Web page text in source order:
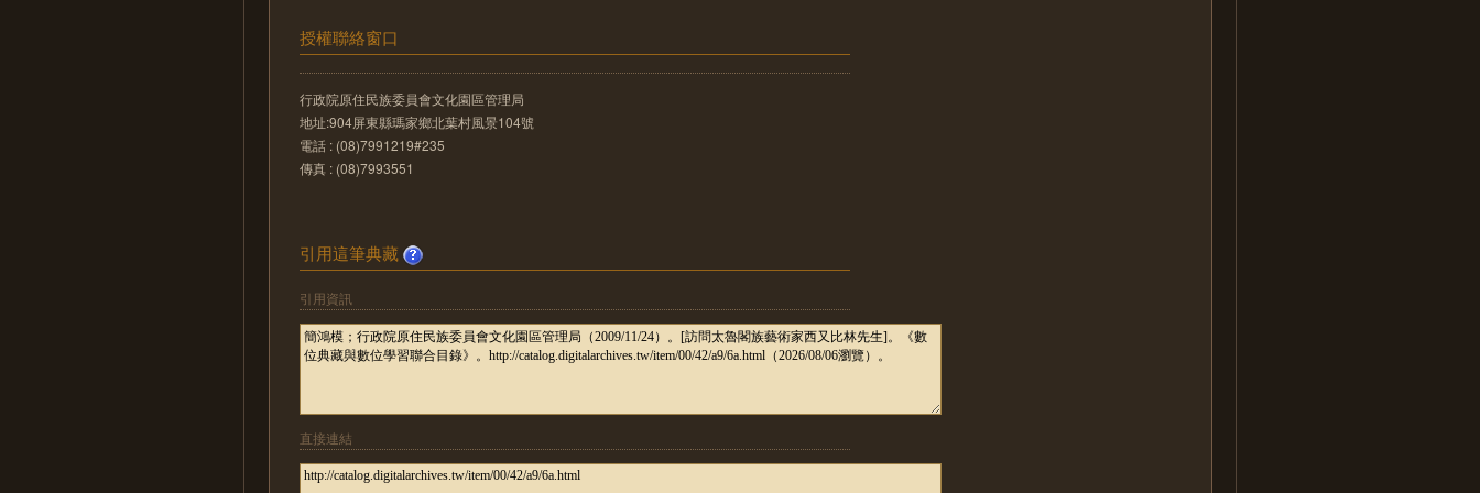
授權聯絡窗口
行政院原住民族委員會文化園區管理局
地址:904屏東縣瑪家鄉北葉村風景104號
電話 : (08)7991219#235
傳真 : (08)7993551
引用這筆典藏
引用資訊
直接連結